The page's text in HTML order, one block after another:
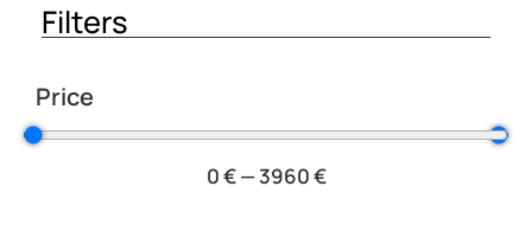
Filters
Price
0€—3960€